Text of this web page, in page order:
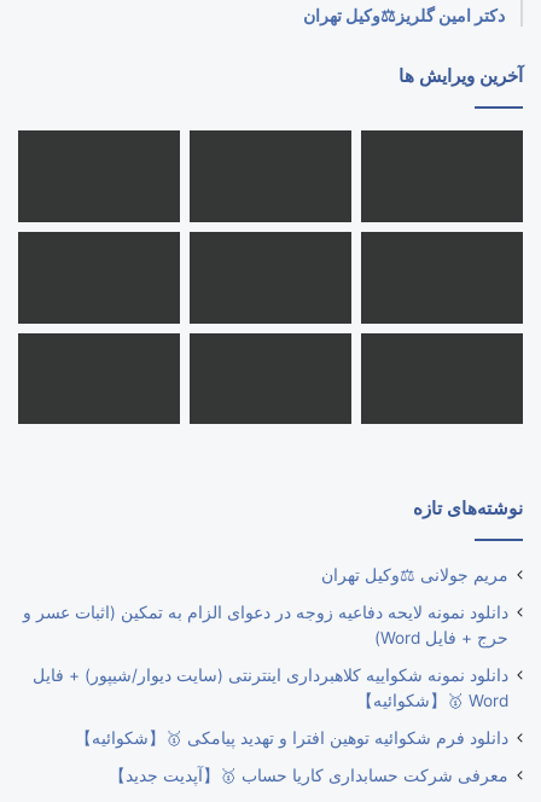
دکتر امین گلریز⚖️وکیل تهران
آخرین ویرایش ها
نوشته‌های تازه
مریم جولانی ⚖️وکیل تهران
دانلود نمونه لایحه دفاعیه زوجه در دعوای الزام به تمکین (اثبات عسر و
حرج + فایل Word)
دانلود نمونه شکواییه کلاهبرداری اینترنتی (سایت دیوار/شیپور) + فایل
Word 🥇【شکوائیه】
دانلود فرم شکوائیه توهین افترا و تهدید پیامکی 🥇【شکوائیه】
معرفی شرکت حسابداری کاریا حساب 🥇【آپدیت جدید】